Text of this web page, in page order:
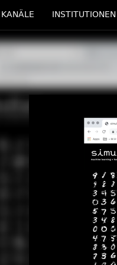
KANÄLE INSTITUTIONEN